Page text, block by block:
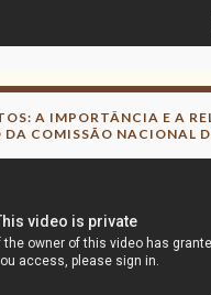
A IMPORTÂNCIA E A
DA COMISSÃO NACIONAL